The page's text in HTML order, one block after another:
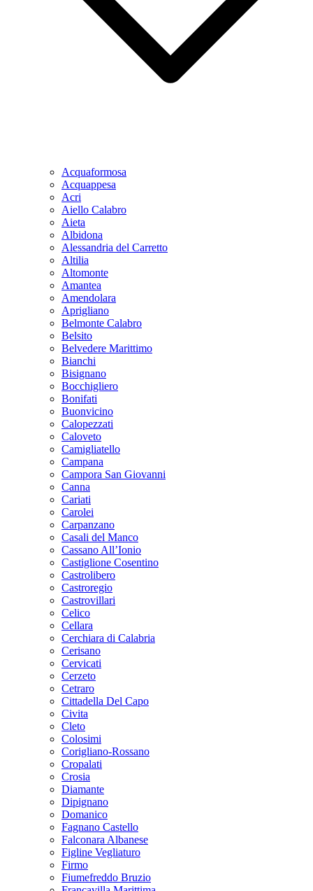
Acquaformosa
Acquappesa
Acri
Aiello Calabro
Aieta
Albidona
Alessandria del Carretto
Altilia
Altomonte
Amantea
Amendolara
Aprigliano
Belmonte Calabro
Belsito
Belvedere Marittimo
Bianchi
Bisignano
Bocchigliero
Bonifati
Buonvicino
Calopezzati
Caloveto
Camigliatello
Campana
Campora San Giovanni
Canna
Cariati
Carolei
Carpanzano
Casali del Manco
Cassano All’Ionio
Castiglione Cosentino
Castrolibero
Castroregio
Castrovillari
Celico
Cellara
Cerchiara di Calabria
Cerisano
Cervicati
Cerzeto
Cetraro
Cittadella Del Capo
Civita
Cleto
Colosimi
Corigliano-Rossano
Cropalati
Crosia
Diamante
Dipignano
Domanico
Fagnano Castello
Falconara Albanese
Figline Vegliaturo
Firmo
Fiumefreddo Bruzio